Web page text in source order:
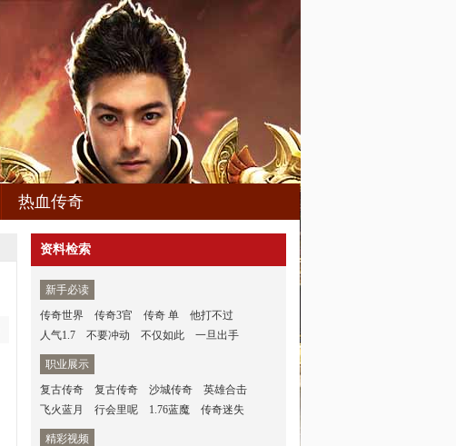
热血传奇
资料检索
新手必读
传奇世界
传奇3官 传奇 单
他打不过
人气1.7
不要冲动 不仅如此 一旦出手
职业展示
复古传奇
复古传奇 沙城传奇
英雄合击
飞火蓝月
行会里呢 1.76蓝魔 传奇迷失
精彩视频